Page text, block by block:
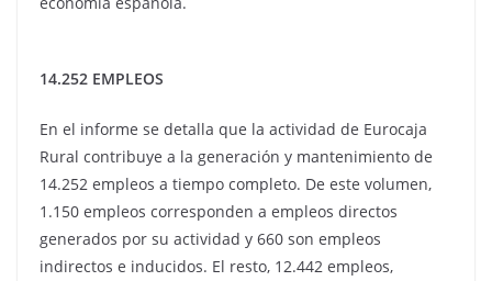
14.252 EMPLEOS
En el informe se detalla que la actividad de Eurocaja
Rural contribuye a la generación y mantenimiento de
14.252 empleos a tiempo completo. De este volumen,
1.150 empleos corresponden a empleos directos
generados por su actividad y 660 son empleos
indirectos e inducidos. El resto, 12.442 empleos,